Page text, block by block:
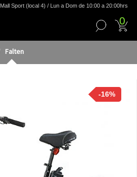
Mall Sport (local 4) / Lun a Dom de 10:00 a 20:00hrs
0
Falten
-16%